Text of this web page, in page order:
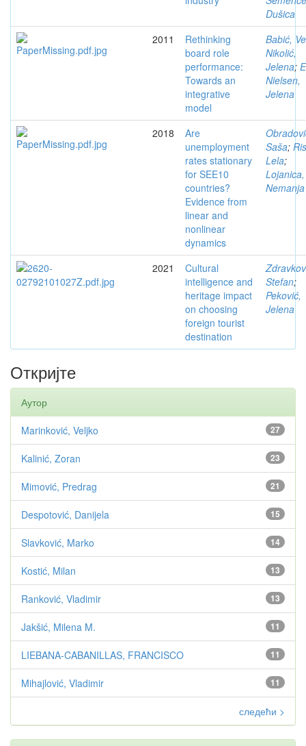
Dušica
2011
Rethinking
board role
performance:
Towards an
integrative
model
Babić,
Nikolić,
Jelena;
Nielsen,
Jelena
2018
Are
unemployment
rates stationary
for SEE10
countries?
Evidence from
linear and
nonlinear
dynamics
Saša;
Lela;
Lojanica,
Nemanja
2021
Cultural
intelligence and
heritage impact
on choosing
foreign tourist
destination
Stefan;
Peković,
Jelena
Откријте
Аутор
27
Marinković, Veljko
23
Kalinić, Zoran
21
Mimović, Predrag
15
Despotović, Danijela
14
Slavković, Marko
13
Kostić, Milan
13
Ranković, Vladimir
11
Jakšić, Milena M.
11
LIEBANA-CABANILLAS, FRANCISCO
11
Mihajlović, Vladimir
следећи >